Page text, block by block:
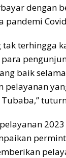
dengan
pandemi
tak terhingga
baik
pelayanan